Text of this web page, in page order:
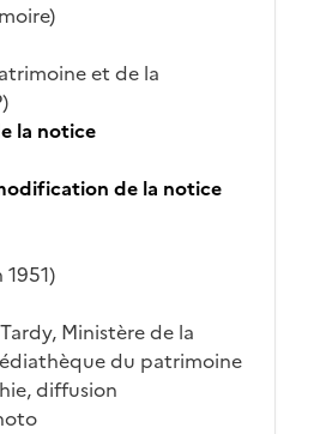
et de la
la notice
de la notice
Ministère de la
du patrimoine
diffusion